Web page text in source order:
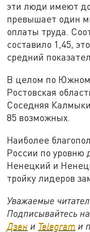
эти люди имеют
превышает один
оплаты труда.
составило 1,45,
средний
В целом по
Ростовская
Соседняя
85 возможных.
Наиболее
России по уровню
Ненецкий и
тройку лидеров
Уважаемые
Подписывайтесь
Дзен и Telegram и